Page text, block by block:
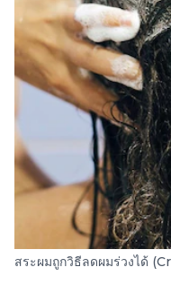
สระผมถูกวิธีลดผมร่วงได้